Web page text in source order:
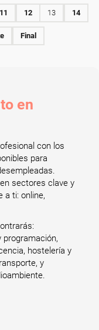
11 12 13 14
Final
en
con los
para
sectores clave y
a ti: online,
hostelería y
y